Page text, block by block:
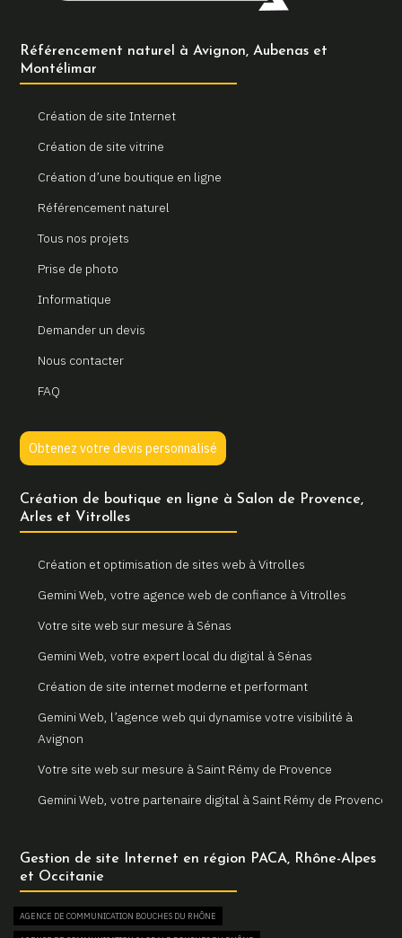
Référencement naturel à Avignon, Aubenas et
Montélimar
Création de site Internet
Création de site vitrine
Création d’une boutique en ligne
Référencement naturel
Tous nos projets
Prise de photo
Informatique
Demander un devis
Nous contacter
FAQ
Obtenez votre devis personnalisé
Création de boutique en ligne à Salon de Provence,
Arles et Vitrolles
Création et optimisation de sites web à Vitrolles
Gemini Web, votre agence web de confiance à Vitrolles
Votre site web sur mesure à Sénas
Gemini Web, votre expert local du digital à Sénas
Création de site internet moderne et performant
Gemini Web, l’agence web qui dynamise votre visibilité à
Avignon
Votre site web sur mesure à Saint Rémy de Provence
Gemini Web, votre partenaire digital à Saint Rémy de Provence
Votre agence web locale Gemini Web à Arles
Création et refonte de sites internet à Martigues
Gemini Web, votre agence web à Martigues
Gestion de site Internet en région PACA, Rhône-Alpes
et Occitanie
AGENCE DE COMMUNICATION BOUCHES DU RHÔNE